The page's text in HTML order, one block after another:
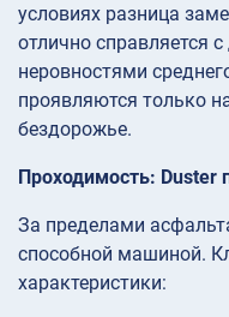
условиях разница
отлично справляется
неровностями
проявляются только
бездорожье.
Проходимость: Duster
За пределами
способной машиной.
характеристики: